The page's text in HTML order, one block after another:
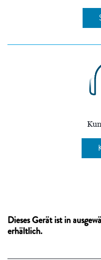
Dieses Gerät ist in
erhältlich.